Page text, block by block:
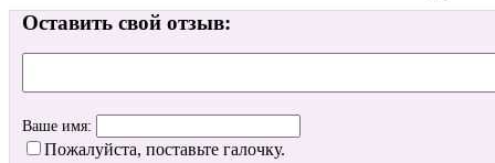
Оставить свой отзыв:
Ваше имя:
Пожалуйста, поставьте галочку.